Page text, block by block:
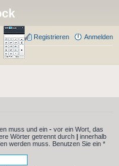
Anmelden
Registrieren
muss und ein - vor ein Wort, das
Wörter getrennt durch | innerhalb
werden muss. Benutzen Sie ein *